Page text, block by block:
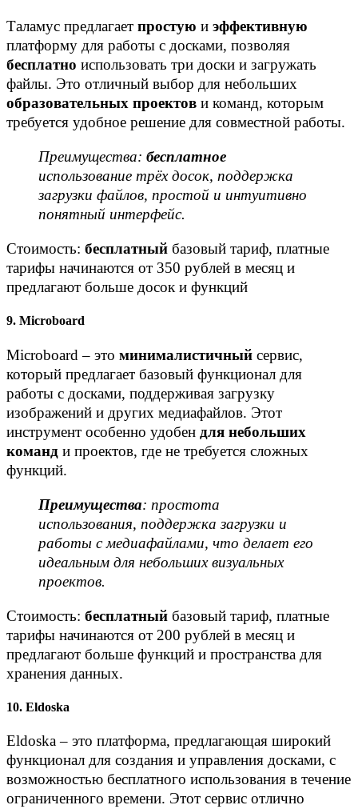
Таламус предлагает простую и эффективную
платформу для работы с досками, позволяя
бесплатно использовать три доски и загружать
файлы. Это отличный выбор для небольших
образовательных проектов и команд, которым
требуется удобное решение для совместной работы.
Преимущества: бесплатное
использование трёх досок, поддержка
загрузки файлов, простой и интуитивно
понятный интерфейс.
Стоимость: бесплатный базовый тариф, платные
тарифы начинаются от 350 рублей в месяц и
предлагают больше досок и функций
9. Microboard
Microboard – это минималистичный сервис,
который предлагает базовый функционал для
работы с досками, поддерживая загрузку
изображений и других медиафайлов. Этот
инструмент особенно удобен для небольших
команд и проектов, где не требуется сложных
функций.
Преимущества: простота
использования, поддержка загрузки и
работы с медиафайлами, что делает его
идеальным для небольших визуальных
проектов.
Стоимость: бесплатный базовый тариф, платные
тарифы начинаются от 200 рублей в месяц и
предлагают больше функций и пространства для
хранения данных.
10. Eldoska
Eldoska – это платформа, предлагающая широкий
функционал для создания и управления досками, с
возможностью бесплатного использования в течение
ограниченного времени. Этот сервис отлично